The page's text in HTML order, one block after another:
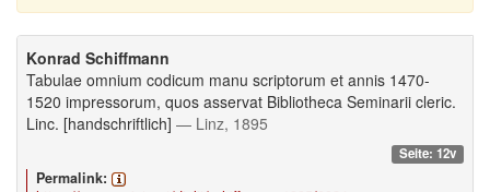
Konrad Schiffmann
Tabulae omnium codicum manu scriptorum et annis 1470-
1520 impressorum, quos asservat Bibliotheca Seminarii cleric.
Linc. [handschriftlich] — Linz, 1895
Seite: 12v
Permalink: